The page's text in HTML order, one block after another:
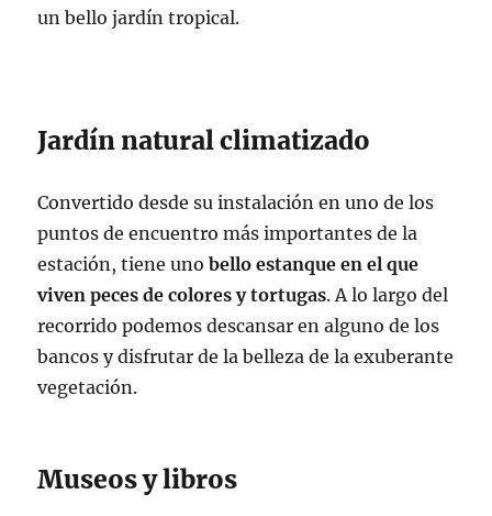
un bello jardín tropical.
Jardín natural climatizado
Convertido desde su instalación en uno de los
puntos de encuentro más importantes de la
estación, tiene unobello estanque en el que
viven peces de colores y tortugas. A lo largo del
recorrido podemos descansar en alguno de los
bancos y disfrutar de la belleza de la exuberante
vegetación.
Museos y libros